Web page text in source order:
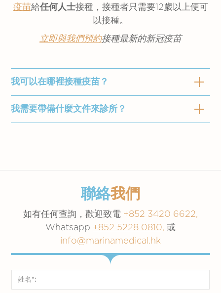
疫苗給任何人士接種，接種者只需要12歲以上便可
以接種。
立即與我們預約接種最新的新冠疫苗
我可以在哪裡接種疫苗？
政府疫苗資助計劃
洋會所大厦7樓。如有查詢，請聯絡我們。
政府疫苗網站預約
自費疫苗
LP8.1新冠疫苗:直接在網店購買，
我需要帶備什麼文件來診所？
聯絡我們
如有任何查詢，歡迎致電 +852 3420 6622,
Whatsapp +852 5228 0810, 或
info@marinamedical.hk